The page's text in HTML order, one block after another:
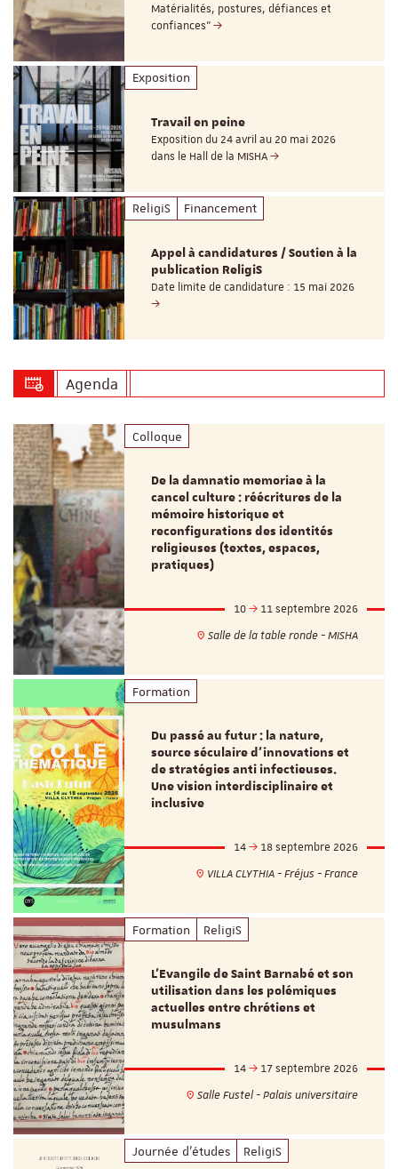
Matérialités, postures, défiances et
confiances"
Exposition
Travail en peine
Exposition du 24 avril au 20 mai 2026
dans le Hall de la MISHA
ReligiS Financement
Appel à candidatures / Soutien à la
publication ReligiS
Date limite de candidature : 15 mai 2026
Agenda
Colloque
De la damnatio memoriae à la
cancel culture : réécritures de la
mémoire historique et
reconfigurations des identités
religieuses (textes, espaces,
pratiques)
10
11 septembre 2026
Salle de la table ronde - MISHA
Formation
Du passé au futur : la nature,
source séculaire d’innovations et
de stratégies anti infectieuses.
Une vision interdisciplinaire et
inclusive
14
18 septembre 2026
VILLA CLYTHIA - Fréjus - France
Formation ReligiS
L’Evangile de Saint Barnabé et son
utilisation dans les polémiques
actuelles entre chrétiens et
musulmans
14
17 septembre 2026
Salle Fustel - Palais universitaire
Journée d'études ReligiS